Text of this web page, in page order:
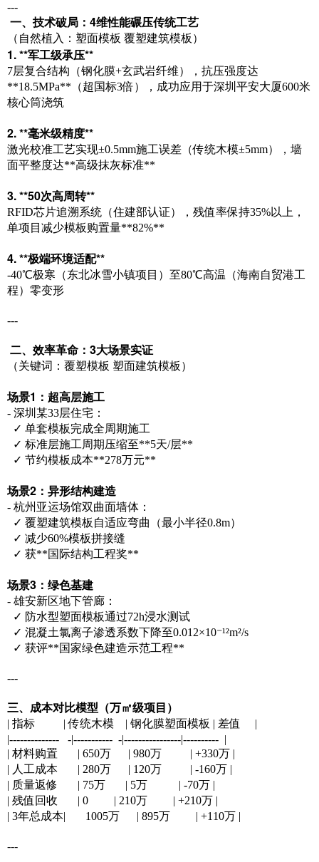
---
一、技术破局：4维性能碾压传统工艺
（自然植入：塑面模板 覆塑建筑模板）
1. **军工级承压**
7层复合结构（钢化膜+玄武岩纤维），抗压强度达
**18.5MPa**（超国标3倍），成功应用于深圳平安大厦600米
核心筒浇筑
2. **毫米级精度**
激光校准工艺实现±0.5mm施工误差（传统木模±5mm），墙
面平整度达**高级抹灰标准**
3. **50次高周转**
RFID芯片追溯系统（住建部认证），残值率保持35%以上，
单项目减少模板购置量**82%**
4. **极端环境适配**
-40℃极寒（东北冰雪小镇项目）至80℃高温（海南自贸港工
程）零变形
---
二、效率革命：3大场景实证
（关键词：覆塑模板 塑面建筑模板）
场景1：超高层施工
- 深圳某33层住宅：
✓ 单套模板完成全周期施工
✓ 标准层施工周期压缩至**5天/层**
✓ 节约模板成本**278万元**
场景2：异形结构建造
- 杭州亚运场馆双曲面墙体：
✓ 覆塑建筑模板自适应弯曲（最小半径0.8m）
✓ 减少60%模板拼接缝
✓ 获**国际结构工程奖**
场景3：绿色基建
- 雄安新区地下管廊：
✓ 防水型塑面模板通过72h浸水测试
✓ 混凝土氯离子渗透系数下降至0.012×10⁻¹²m²/s
✓ 获评**国家绿色建造示范工程**
---
三、成本对比模型（万㎡级项目）
| 指标 | 传统木模 | 钢化膜塑面模板 | 差值 |
|-------------- -|----------- -|----------------|---------- |
| 材料购置 | 650万 | 980万 | +330万 |
| 人工成本 | 280万 | 120万 | -160万 |
| 质量返修 | 75万 | 5万 | -70万 |
| 残值回收 | 0 | 210万 | +210万 |
| 3年总成本| 1005万 | 895万 | +110万 |
---